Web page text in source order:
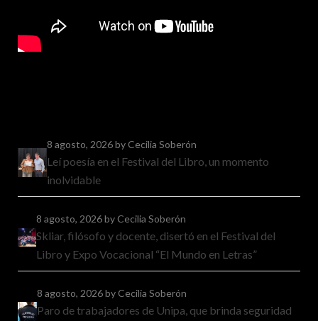
8 agosto, 2026by Cecilia Soberón
Leí poesía en el Festival del Libro, un momento
inolvidable
8 agosto, 2026by Cecilia Soberón
Skliar, filósofo y docente, disertó en el Festival del
Libro y Expo Vocacional “El Mundo en Letras”
8 agosto, 2026by Cecilia Soberón
Paro de trabajadores de Unipa, que brinda seguridad